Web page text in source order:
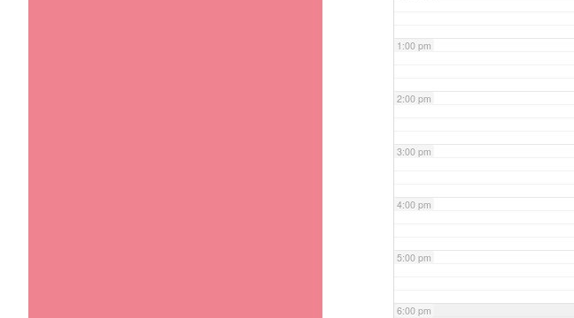
1:00 pm
2:00 pm
3:00 pm
4:00 pm
5:00 pm
6:00 pm